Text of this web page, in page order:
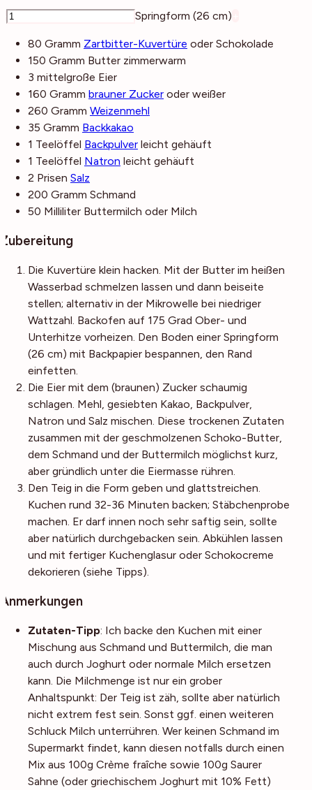
Springform (26 cm)
80 Gramm Zartbitter-Kuvertüre oder Schokolade
150 Gramm Butter zimmerwarm
3 mittelgroße Eier
160 Gramm brauner Zucker oder weißer
260 Gramm Weizenmehl
35 Gramm Backkakao
1 Teelöffel Backpulver leicht gehäuft
1 Teelöffel Natron leicht gehäuft
2 Prisen Salz
200 Gramm Schmand
50 Milliliter Buttermilch oder Milch
Zubereitung
Die Kuvertüre klein hacken. Mit der Butter im heißen
Wasserbad schmelzen lassen und dann beiseite
stellen; alternativ in der Mikrowelle bei niedriger
Wattzahl. Backofen auf 175 Grad Ober- und
Unterhitze vorheizen. Den Boden einer Springform
(26 cm) mit Backpapier bespannen, den Rand
einfetten.
Die Eier mit dem (braunen) Zucker schaumig
schlagen. Mehl, gesiebten Kakao, Backpulver,
Natron und Salz mischen. Diese trockenen Zutaten
zusammen mit der geschmolzenen Schoko-Butter,
dem Schmand und der Buttermilch möglichst kurz,
aber gründlich unter die Eiermasse rühren.
Den Teig in die Form geben und glattstreichen.
Kuchen rund 32-36 Minuten backen; Stäbchenprobe
machen. Er darf innen noch sehr saftig sein, sollte
aber natürlich durchgebacken sein. Abkühlen lassen
und mit fertiger Kuchenglasur oder Schokocreme
dekorieren (siehe Tipps).
Anmerkungen
Zutaten-Tipp: Ich backe den Kuchen mit einer
Mischung aus Schmand und Buttermilch, die man
auch durch Joghurt oder normale Milch ersetzen
kann. Die Milchmenge ist nur ein grober
Anhaltspunkt: Der Teig ist zäh, sollte aber natürlich
nicht extrem fest sein. Sonst ggf. einen weiteren
Schluck Milch unterrühren. Wer keinen Schmand im
Supermarkt findet, kann diesen notfalls durch einen
Mix aus 100g Crème fraîche sowie 100g Saurer
Sahne (oder griechischem Joghurt mit 10% Fett)